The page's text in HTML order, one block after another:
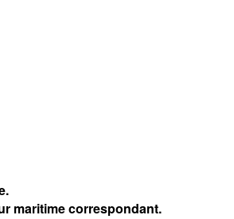
maritime correspondant.